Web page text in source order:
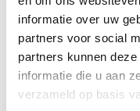
informatie over uw
partners voor social
partners kunnen
informatie die u aan
verzameld op basis
Tijdens de
anders dan gepland,
prettig als een bedrijf
omgaat! Echt een
betrouwbare partij die
ook nog eens